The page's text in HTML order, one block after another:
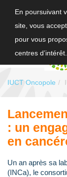
En poursuivant
site, vous
pour vous
centres d’intérêt.
IUCT Oncopole
: un
en
Un an après sa
(INCa), le